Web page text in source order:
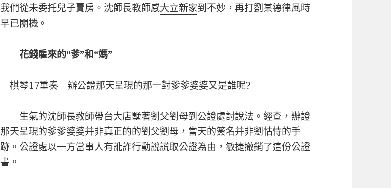
我們從未委托兒子賣房。沈師長教師感大立新家到不妙，再打劉某德律風時
早已關機。
花錢雇來的“爹”和“媽”
棋琴17重奏 辦公證那天呈現的那一對爹爹婆婆又是誰呢?
生氣的沈師長教師帶台大店墅著劉父劉母到公證處討說法。經查，辦證
那天呈現的爹爹婆婆并非真正的的劉父劉母，當天的簽名并非劉怙恃的手
跡。公證處以一方當事人有訛詐行動說謊取公證為由，敏捷撤銷了這份公證
書。